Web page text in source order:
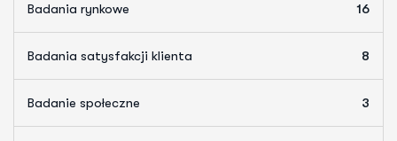
Badania rynkowe 16
Badania satysfakcji klienta 8
Badanie społeczne 3